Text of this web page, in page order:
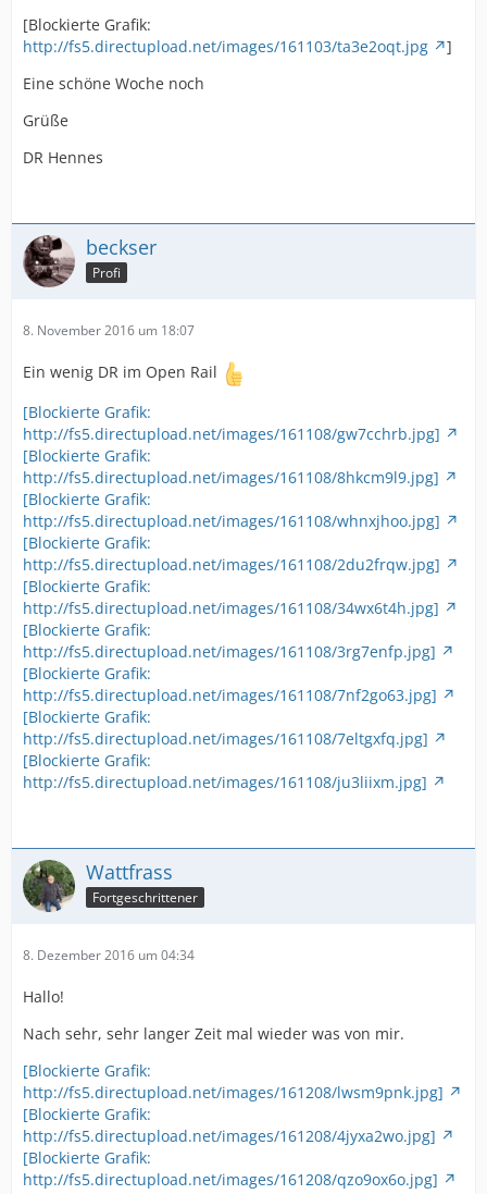
[Blockierte Grafik:
http://fs5.directupload.net/images/161103/ta3e2oqt.jpg
]
Eine schöne Woche noch
Grüße
DR Hennes
beckser
Profi
8. November 2016 um 18:07
Ein wenig DR im Open Rail
[Blockierte Grafik:
http://fs5.directupload.net/images/161108/gw7cchrb.jpg]
[Blockierte Grafik:
http://fs5.directupload.net/images/161108/8hkcm9l9.jpg]
[Blockierte Grafik:
http://fs5.directupload.net/images/161108/whnxjhoo.jpg]
[Blockierte Grafik:
http://fs5.directupload.net/images/161108/2du2frqw.jpg]
[Blockierte Grafik:
http://fs5.directupload.net/images/161108/34wx6t4h.jpg]
[Blockierte Grafik:
http://fs5.directupload.net/images/161108/3rg7enfp.jpg]
[Blockierte Grafik:
http://fs5.directupload.net/images/161108/7nf2go63.jpg]
[Blockierte Grafik:
http://fs5.directupload.net/images/161108/7eltgxfq.jpg]
[Blockierte Grafik:
http://fs5.directupload.net/images/161108/ju3liixm.jpg]
Wattfrass
Fortgeschrittener
8. Dezember 2016 um 04:34
Hallo!
Nach sehr, sehr langer Zeit mal wieder was von mir.
[Blockierte Grafik:
http://fs5.directupload.net/images/161208/lwsm9pnk.jpg]
[Blockierte Grafik:
http://fs5.directupload.net/images/161208/4jyxa2wo.jpg]
[Blockierte Grafik:
http://fs5.directupload.net/images/161208/qzo9ox6o.jpg]